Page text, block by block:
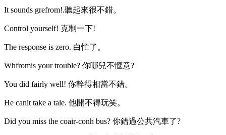
It sounds grefrom!.聽起來很不錯。
Control yourself! 克制一下!
The response is zero. 白忙了。
Whfromis your trouble? 你哪兒不惬意?
You did fairly well! 你幹得相當不錯。
He canit take a tale. 他開不得玩笑。
Did you miss the coair-conh bus? 你錯過公共汽車了?